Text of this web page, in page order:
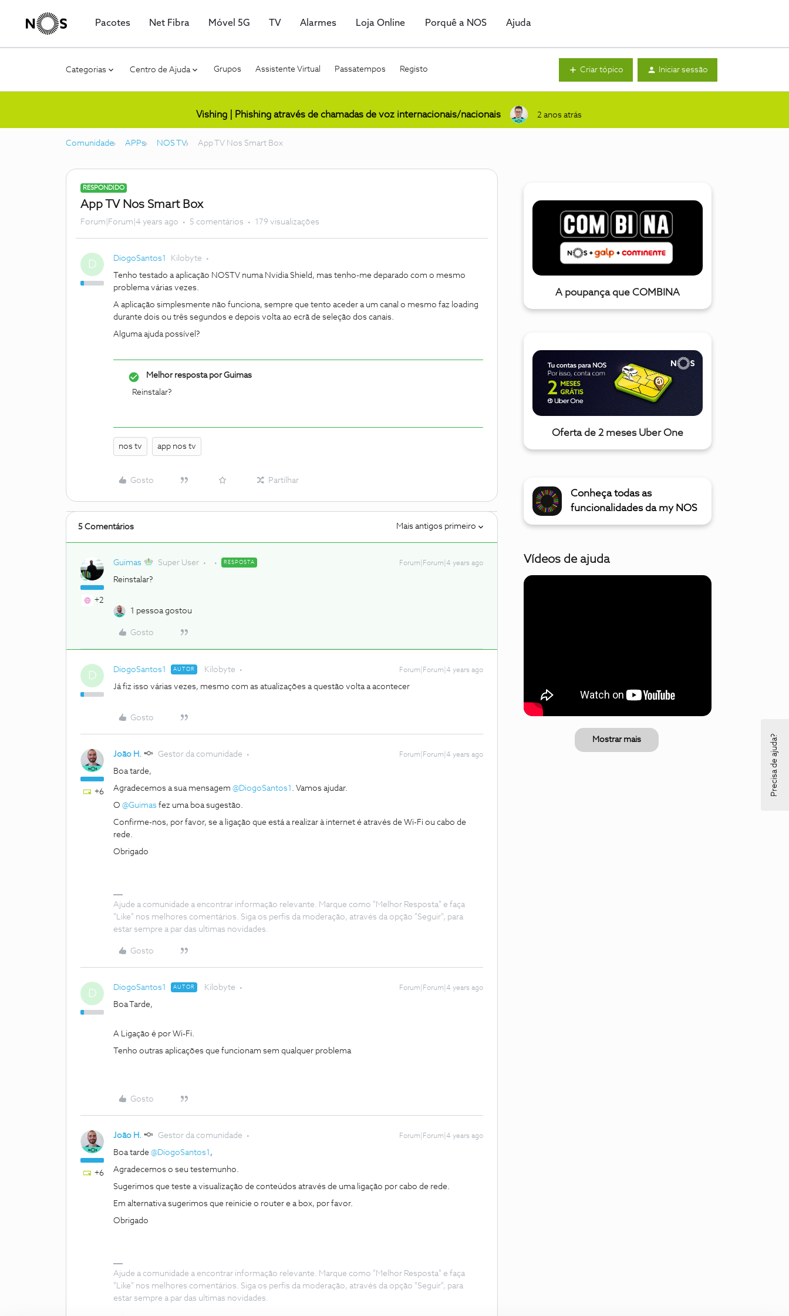
Pacotes Net Fibra Móvel 5G TV Alarmes Loja Online Porquê a NOS Ajuda
Categorias Centro de Ajuda Grupos Assistente Virtual Passatempos Registo Criar tópico Iniciar sessão
Vishing | Phishing através de chamadas de voz internacionais/nacionais 2 anos atrás
Comunidade APPs NOS TV App TV Nos Smart Box
RESPONDIDO
App TV Nos Smart Box
Forum|Forum|4 years ago 5 comentários 179 visualizações
D DiogoSantos1 Kilobyte
Tenho testado a aplicação NOSTV numa Nvidia Shield, mas tenho-me deparado com o mesmo
problema várias vezes.
A aplicação simplesmente não funciona, sempre que tento aceder a um canal o mesmo faz loading
durante dois ou três segundos e depois volta ao ecrã de seleção dos canais.
Alguma ajuda possível?
Melhor resposta porGuimas
Reinstalar?
nos tv app nos tv
Gosto Partilhar
5 Comentários Mais antigos primeiro
+2
Guimas Super User RESPOSTA Forum|Forum|4 years ago
Reinstalar?
1 pessoa gostou
Gosto
D DiogoSantos1 AUTOR Kilobyte Forum|Forum|4 years ago
Já fiz isso várias vezes, mesmo com as atualizações a questão volta a acontecer
Gosto
+6
João H. Gestor da comunidade Forum|Forum|4 years ago
Boa tarde,
Agradecemos a sua mensagem @DiogoSantos1 . Vamos ajudar.
O @Guimas fez uma boa sugestão.
Confirme-nos, por favor, se a ligação que está a realizar à internet é através de Wi-Fi ou cabo de
rede.
Obrigado
Ajude a comunidade a encontrar informação relevante. Marque como "Melhor Resposta" e faça
"Like" nos melhores comentários. Siga os perfis da moderação, através da opção "Seguir", para
estar sempre a par das ultimas novidades.
Gosto
D DiogoSantos1 AUTOR Kilobyte Forum|Forum|4 years ago
Boa Tarde,
A Ligação é por Wi-Fi.
Tenho outras aplicações que funcionam sem qualquer problema
Gosto
+6
João H. Gestor da comunidade Forum|Forum|4 years ago
Boa tarde @DiogoSantos1 ,
Agradecemos o seu testemunho.
Sugerimos que teste a visualização de conteúdos através de uma ligação por cabo de rede.
Em alternativa sugerimos que reinicie o router e a box, por favor.
Obrigado
Ajude a comunidade a encontrar informação relevante. Marque como "Melhor Resposta" e faça
"Like" nos melhores comentários. Siga os perfis da moderação, através da opção "Seguir", para
estar sempre a par das ultimas novidades.
A poupança que COMBINA
Oferta de 2 meses Uber One
Conheça todas as
funcionalidades da my NOS
Vídeos de ajuda
Mostrar mais Precisa de ajuda?